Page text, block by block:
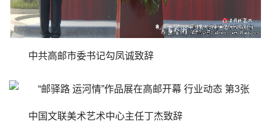
中共高邮市委书记勾凤诚致辞
中国文联美术艺术中心主任丁杰致辞